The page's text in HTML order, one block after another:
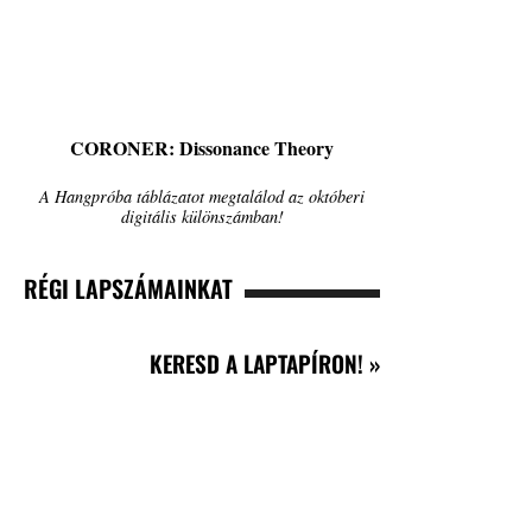
CORONER: Dissonance Theory
A Hangpróba táblázatot megtalálod az októberi
digitális különszámban!
RÉGI LAPSZÁMAINKAT
KERESD A LAPTAPÍRON! »